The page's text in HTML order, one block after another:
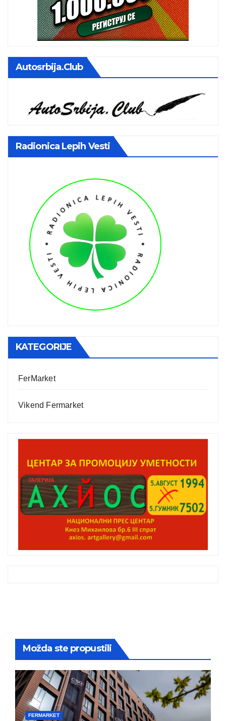
Autosrbija.club
Radionica Lepih Vesti
KATEGORIJE
FerMarket
Vikend Fermarket
Možda ste propustili
FERMARKET